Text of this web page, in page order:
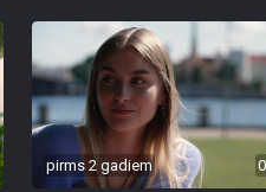
pirms 2 gadiem